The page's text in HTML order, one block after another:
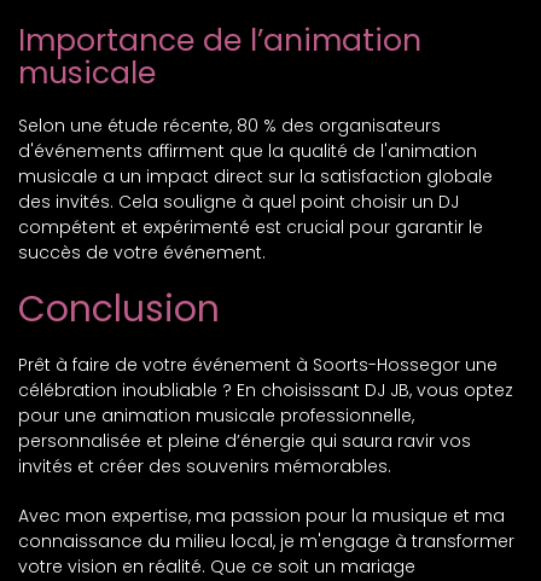
Importance de l’animation
musicale
Selon une étude récente, 80 % des organisateurs
d'événements affirment que la qualité de l'animation
musicale a un impact direct sur la satisfaction globale
des invités. Cela souligne à quel point choisir un DJ
compétent et expérimenté est crucial pour garantir le
succès de votre événement.
Conclusion
Prêt à faire de votre événement à Soorts-Hossegor une
célébration inoubliable ? En choisissant DJ JB, vous optez
pour une animation musicale professionnelle,
personnalisée et pleine d’énergie qui saura ravir vos
invités et créer des souvenirs mémorables.
Avec mon expertise, ma passion pour la musique et ma
connaissance du milieu local, je m'engage à transformer
votre vision en réalité. Que ce soit un mariage